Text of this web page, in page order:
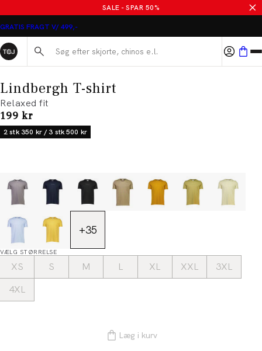
SALE - SPAR 50%
GRATIS FRAGT V/ 499,-
Søg her...
Lindbergh T-shirt
Relaxed fit
I alt (inkl. rabat)
199 kr
2 stk 350 kr / 3 stk 500 kr
+35
VÆLG STØRRELSE
XS S M L XL XXL
3XL
4XL
Læg i kurv